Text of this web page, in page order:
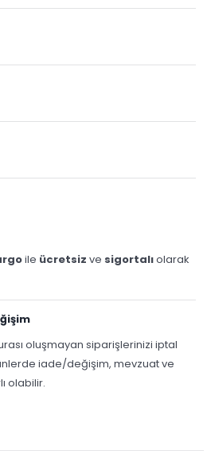
ile ücretsiz ve sigortalıolarak
oluşmayan siparişlerinizi iptal
iade/değişim, mevzuat ve
olabilir.